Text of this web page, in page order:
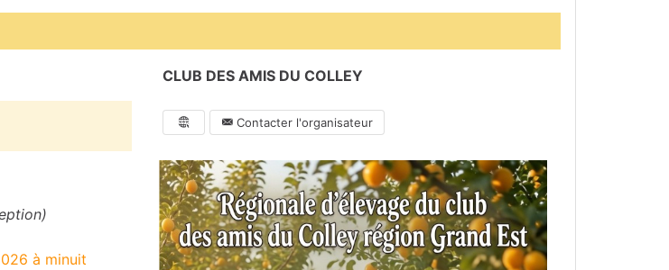
à minuit
CLUB DES AMIS DU COLLEY
Contacter l'organisateur